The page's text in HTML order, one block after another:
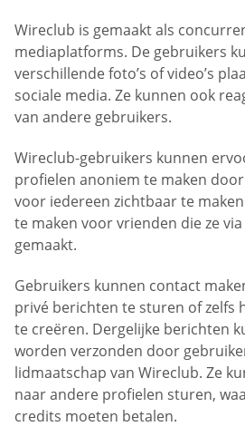
Wireclub is gemaakt als
mediaplatforms. De gebruikers
verschillende foto’s of video’s
sociale media. Ze kunnen ook
van andere gebruikers.
Wireclub-gebruikers kunnen
profielen anoniem te maken
voor iedereen zichtbaar te
te maken voor vrienden die ze
gemaakt.
Gebruikers kunnen contact
privé berichten te sturen of zelfs
te creëren. Dergelijke berichten
worden verzonden door
lidmaatschap van Wireclub. Ze
naar andere profielen sturen,
credits moeten betalen.